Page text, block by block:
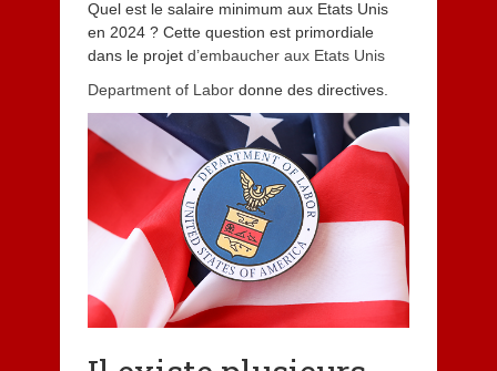
Quel est le salaire minimum aux Etats Unis
en 2024 ? Cette question est primordiale
dans le projet d’embaucher aux Etats Unis
Department of Labordonne des directives.